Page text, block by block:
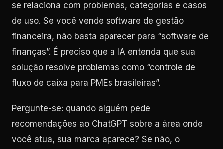
se relaciona com problemas, categorias e casos
de uso. Se você vende software de gestão
financeira, não basta aparecer para “software de
finanças”. É preciso que a IA entenda que sua
solução resolve problemas como “controle de
fluxo de caixa para PMEs brasileiras”.
Pergunte-se: quando alguém pede
recomendações ao ChatGPT sobre a área onde
você atua, sua marca aparece? Se não, o